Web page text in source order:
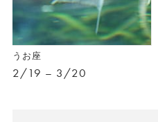
うお座
2/19 – 3/20